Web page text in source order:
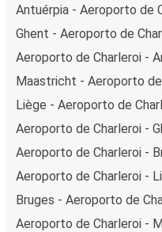
Antuérpia - Aeroporto de
Ghent - Aeroporto de
Aeroporto de Charleroi -
Maastricht - Aeroporto
Liège - Aeroporto de
Aeroporto de Charleroi -
Aeroporto de Charleroi -
Aeroporto de Charleroi -
Bruges - Aeroporto de
Aeroporto de Charleroi -